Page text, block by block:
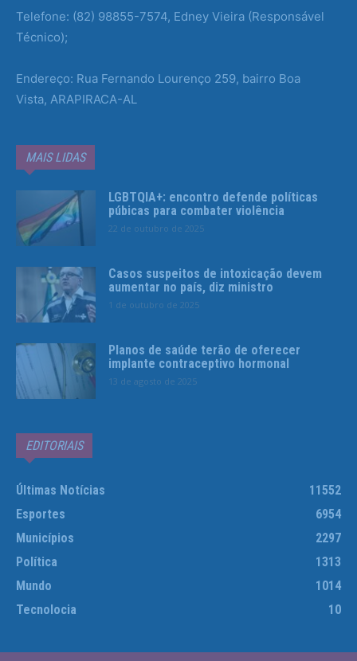
Telefone: (82) 98855-7574, Edney Vieira (Responsável
Técnico);
Endereço: Rua Fernando Lourenço 259, bairro Boa
Vista, ARAPIRACA-AL
MAIS LIDAS
LGBTQIA+: encontro defende políticas
púbicas para combater violência
22 de outubro de 2025
Casos suspeitos de intoxicação devem
aumentar no país, diz ministro
1 de outubro de 2025
Planos de saúde terão de oferecer
implante contraceptivo hormonal
13 de agosto de 2025
EDITORIAIS
Últimas Notícias
11552
Esportes
6954
Municípios
2297
Política
1313
Mundo
1014
Tecnolocia
10